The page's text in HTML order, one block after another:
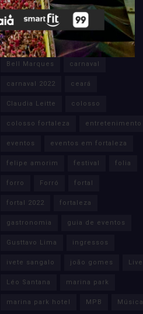
Tags
Anitta Axé Banda Eva
Bell Marques carnaval
carnaval 2022 ceará
Claudia Leitte colosso
colosso fortaleza entretenimento
eventos eventos em fortaleza
felipe amorim festival folia
forro Forró fortal
fortal 2022 fortaleza
gastronomia guia de eventos
Gusttavo Lima ingressos
ivete sangalo joão gomes Live
Léo Santana marina park
marina park hotel MPB Música